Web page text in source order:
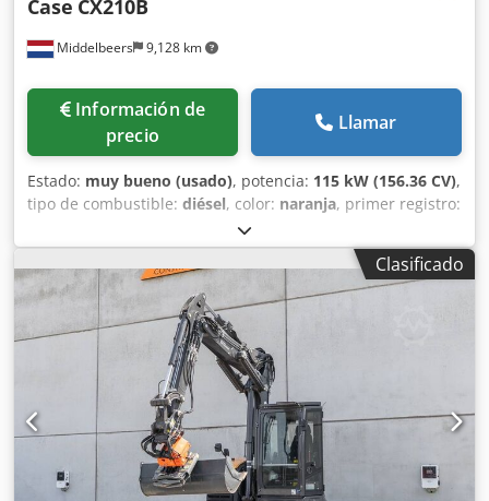
Middelbeers 9,128 km
Case CX210B
Información de
precio
Llamar
Estado: muy bueno (usado), potencia: 115 kW (156.36 CV),
tipo de combustible: diésel, color: naranja, primer registro:
, Año de fabricación:2012
funcionamiento:15,109 h, Información general Año del
modelo: 2012 Número de serie: DCH210R5NCEAH2500
Información técnica Número de cilindros: 4 Peso en vacío:
22.600 kg Funcionalidad Anchura de trabajo: 300 cm
Marcado CE: sí Estado Estado técnico: muy bueno Estado
visual: muy bueno Información financiera Precio: A
consultar Crodsy En Ndepfx Alrof Garantía Garantía: De
primer propietario, historial de mantenimiento completo,
¡listo para trabajar de inmediato! - 80 % sistema de
cadenas - Incluye 3 cucharas: 1300 mm, 450 mm y 2000
mm cuchara niveladora - Opcional con sistema TOPCON
Clasificado